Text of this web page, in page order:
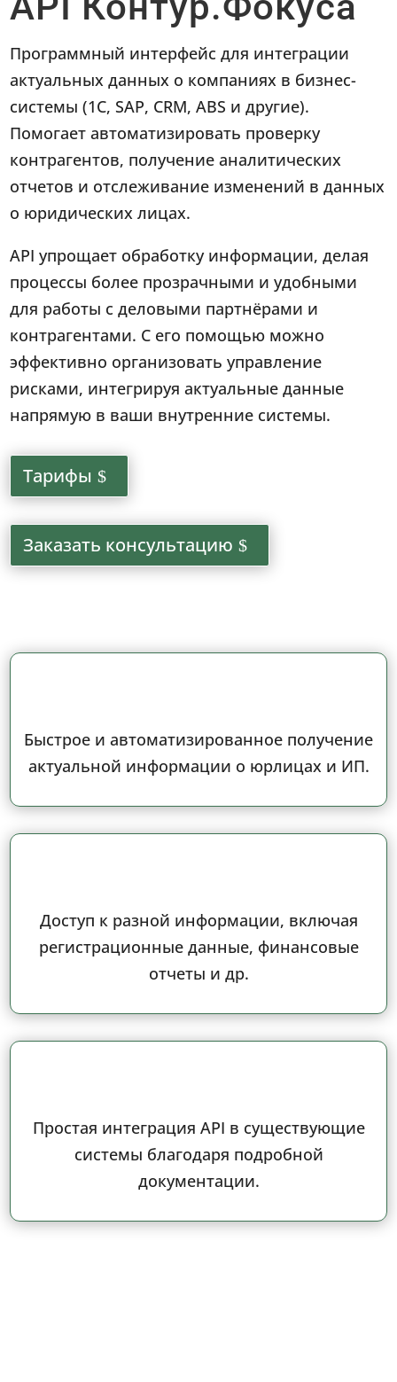
Программный интерфейс для интеграции
актуальных данных о компаниях в бизнес-
системы (1С, SAP, CRM, ABS и другие).
Помогает автоматизировать проверку
контрагентов, получение аналитических
отчетов и отслеживание изменений в данных
о юридических лицах.
API упрощает обработку информации, делая
процессы более прозрачными и удобными
для работы с деловыми партнёрами и
контрагентами. С его помощью можно
эффективно организовать управление
рисками, интегрируя актуальные данные
напрямую в ваши внутренние системы.
Тарифы
Заказать консультацию
Быстрое и автоматизированное получение
актуальной информации о юрлицах и ИП.
Доступ к разной информации, включая
регистрационные данные, финансовые
отчеты и др.
Простая интеграция API в существующие
системы благодаря подробной
документации.